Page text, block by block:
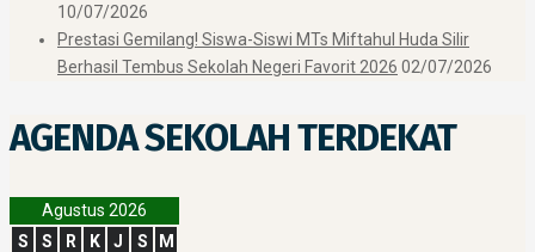
10/07/2026
Prestasi Gemilang! Siswa-Siswi MTs Miftahul Huda Silir
Berhasil Tembus Sekolah Negeri Favorit 2026 02/07/2026
AGENDA SEKOLAH TERDEKAT
Agustus 2026
S
S R K J S
M